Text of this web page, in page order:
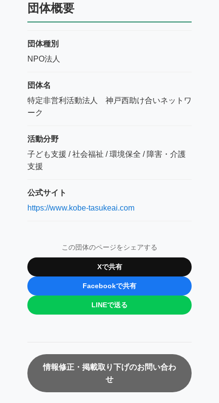
団体概要
団体種別
NPO法人
団体名
特定非営利活動法人 神戸西助け合いネットワ
ーク
活動分野
子ども支援 / 社会福祉 / 環境保全 / 障害・介護
支援
公式サイト
https://www.kobe-tasukeai.com
この団体のページをシェアする
Xで共有
Facebookで共有
LINEで送る
情報修正・掲載取り下げのお問い合わ
せ